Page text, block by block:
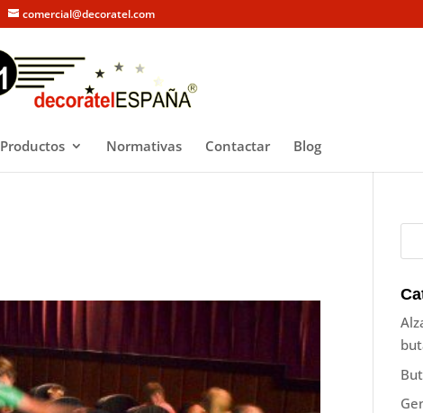
comercial@decoratel.com
Productos Normativas Contactar Blog